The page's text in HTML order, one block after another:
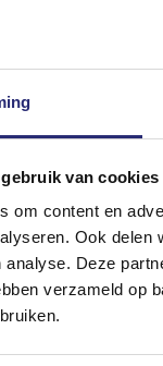
van cookies
om content en
Ook
analyse. Deze
verzameld op
Taxatie